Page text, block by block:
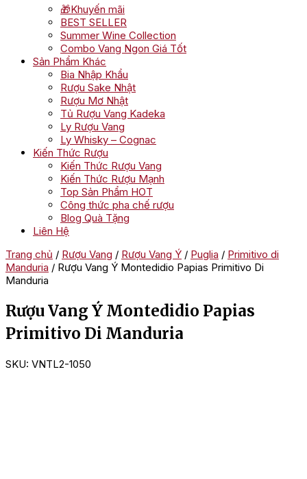
🎁Khuyến mãi
BEST SELLER
Summer Wine Collection
Combo Vang Ngon Giá Tốt
Sản Phẩm Khác
Bia Nhập Khẩu
Rượu Sake Nhật
Rượu Mơ Nhật
Tủ Rượu Vang Kadeka
Ly Rượu Vang
Ly Whisky – Cognac
Kiến Thức Rượu
Kiến Thức Rượu Vang
Kiến Thức Rượu Mạnh
Top Sản Phẩm HOT
Công thức pha chế rượu
Blog Quà Tặng
Liên Hệ
Trang chủ / Rượu Vang / Rượu Vang Ý / Puglia / Primitivo di
Manduria / Rượu Vang Ý Montedidio Papias Primitivo Di
Manduria
Rượu Vang Ý Montedidio Papias
Primitivo Di Manduria
SKU: VNTL2-1050